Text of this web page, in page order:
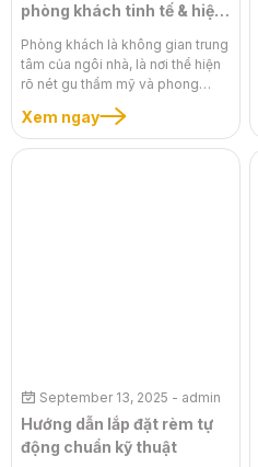
phòng khách tinh tế & hiện
Phòng khách là không gian trung
tâm của ngôi nhà, là nơi thể hiện
rõ nét gu thẩm mỹ và phong
cách sống của gia chủ. Tuy
nhiên, việc lựa chọn rèm cửa sao
cho vừa đẹp, vừa tiện nghi và phù
đẳng cấp, hài hòa và đầy cuốn
hút.
Xem ngay
September 13, 2025 - admin
Hướng dẫn lắp đặt rèm tự
động chuẩn kỹ thuật